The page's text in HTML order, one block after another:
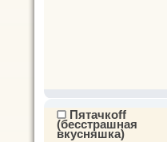
Пятачкоff
(бесстрашная
вкусняшка)